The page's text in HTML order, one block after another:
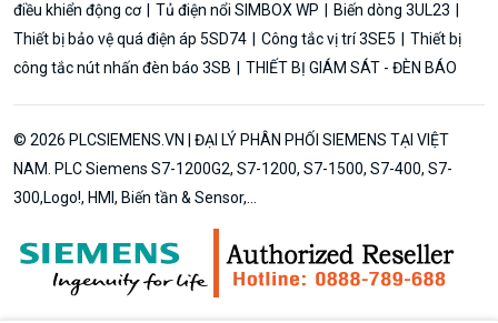
điều khiển động cơ
Tủ điện nổi SIMBOX WP
Biến dòng 3UL23
Thiết bị bảo vệ quá điện áp 5SD74
Công tắc vị trí 3SE5
Thiết bị
công tắc nút nhấn đèn báo 3SB
THIẾT BỊ GIÁM SÁT - ĐÈN BÁO
© 2026 PLCSIEMENS.VN | ĐẠI LÝ PHÂN PHỐI SIEMENS TẠI VIỆT
NAM. PLC Siemens S7-1200G2, S7-1200, S7-1500, S7-400, S7-
300,Logo!, HMI, Biến tần & Sensor,...